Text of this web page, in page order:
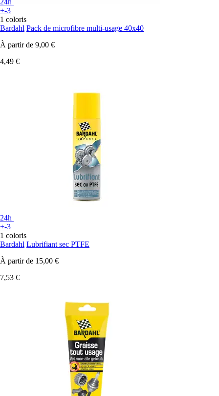
+-3
1 coloris
Bardahl Pack de microfibre multi-usage 40x40
À partir de 9,00 €
4,49 €
24h
+-3
1 coloris
Bardahl Lubrifiant sec PTFE
À partir de 15,00 €
7,53 €